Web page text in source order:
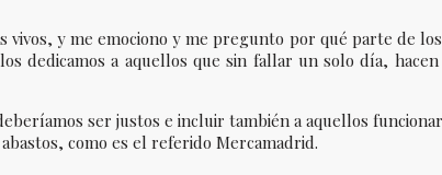
y me emociono y me pregunto por qué parte de
dedicamos a aquellos que sin fallar un solo día,
ser justos e incluir también a aquellos
como es el referido Mercamadrid.